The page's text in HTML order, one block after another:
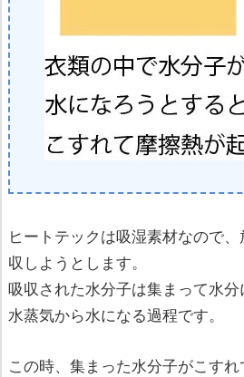
ヒートテックは吸湿素材なので
収しようとします。
吸収された水分子は集まって水分
水蒸気から水になる過程です。
この時、集まった水分子がこすれ